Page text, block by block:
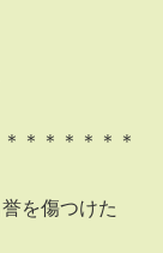
＊＊＊＊＊＊
を傷つけた